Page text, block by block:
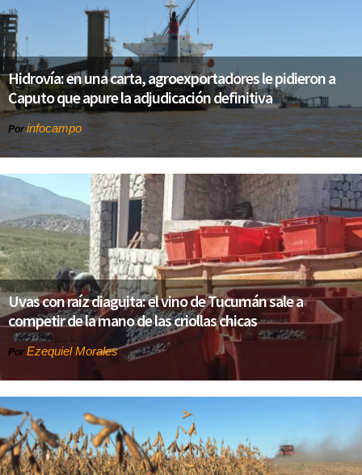
Hidrovía: en una carta, agroexportadores le pidieron a
Caputo que apure la adjudicación definitiva
Por infocampo
Uvas con raíz diaguita: el vino de Tucumán sale a
competir de la mano de las criollas chicas
Por Ezequiel Morales